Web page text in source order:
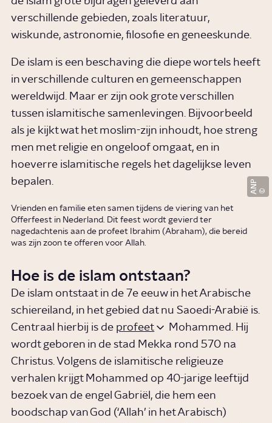
verschillende gebieden, zoals literatuur,
wiskunde, astronomie, filosofie en geneeskunde.
De islam is een beschaving die diepe wortels heeft
in verschillende culturen en gemeenschappen
wereldwijd. Maar er zijn ook grote verschillen
tussen islamitische samenlevingen. Bijvoorbeeld
als je kijkt wat het moslim-zijn inhoudt, hoe streng
men met religie en ongeloof omgaat, en in
hoeverre islamitische regels het dagelijkse leven
bepalen.
ANP
Vrienden en familie eten samen tijdens de viering van het
Offerfeest in Nederland. Dit feest wordt gevierd ter
nagedachtenis aan de profeet Ibrahim (Abraham), die bereid
was zijn zoon te offeren voor Allah.
Hoe is de islam ontstaan?
De islam ontstaat in de 7e eeuw in het Arabische
schiereiland, in het gebied dat nu Saoedi-Arabië is.
Centraal hierbij is de profeet
Mohammed. Hij
wordt geboren in de stad Mekka rond 570 na
Christus. Volgens de islamitische religieuze
verhalen krijgt Mohammed op 40-jarige leeftijd
bezoek van de engel Gabriël, die hem een
boodschap van God (‘Allah’ in het Arabisch)